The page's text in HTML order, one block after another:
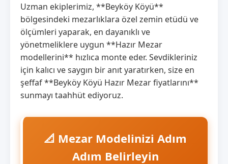
Uzman ekiplerimiz, **Beyköy Köyü**
bölgesindeki mezarlıklara özel zemin etüdü ve
ölçümleri yaparak, en dayanıklı ve
yönetmeliklere uygun **Hazır Mezar
modellerini** hızlıca monte eder. Sevdikleriniz
için kalıcı ve saygın bir anıt yaratırken, size en
şeffaf **Beyköy Köyü Hazır Mezar fiyatlarını**
sunmayı taahhüt ediyoruz.
📐 Mezar Modelinizi Adım
Adım Belirleyin